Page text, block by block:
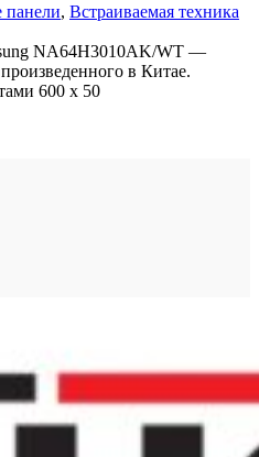
панели, Встраиваемая техника
NA64H3010AK/WT —
в Китае.
600 х 50